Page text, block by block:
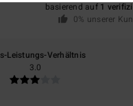
basierend auf 1
0% unserer
Leistungs-Verhältnis
3.0